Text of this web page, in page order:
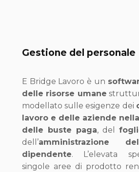
Gestione del personale
E Bridge Lavoro è un
delle risorse umane
modellato sulle esigenze dei
lavoro e delle aziende
delle buste paga, del
dell’amministrazione
dipendente. L’elevata
singole aree di prodotto